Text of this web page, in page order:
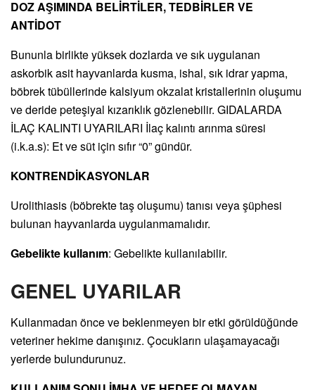
DOZ AŞIMINDA BELİRTİLER, TEDBİRLER VE
ANTİDOT
Bununla birlikte yüksek dozlarda ve sık uygulanan
askorbik asit hayvanlarda kusma, ishal, sık idrar yapma,
böbrek tübüllerinde kalsiyum okzalat kristallerinin oluşumu
ve deride peteşiyal kızarıklık gözlenebilir. GIDALARDA
İLAÇ KALINTI UYARILARI İlaç kalıntı arınma süresi
(i.k.a.s): Et ve süt için sıfır “0” gündür.
KONTRENDİKASYONLAR
Urolithiasis (böbrekte taş oluşumu) tanısı veya şüphesi
bulunan hayvanlarda uygulanmamalıdır.
Gebelikte kullanım: Gebelikte kullanılabilir.
GENEL UYARILAR
Kullanmadan önce ve beklenmeyen bir etki görüldüğünde
veteriner hekime danışınız. Çocukların ulaşamayacağı
yerlerde bulundurunuz.